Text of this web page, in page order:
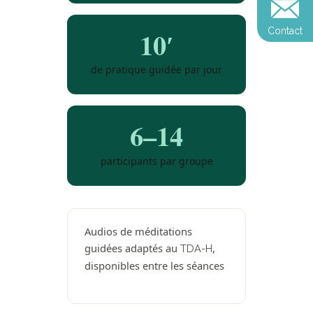
10′
de pratique guidée par jour
6–14
participants par groupe
Audios de méditations
guidées adaptés au TDA-H,
disponibles entre les séances
Contact
professionnelle
Blog
Témoignages
Podcast
Podcast